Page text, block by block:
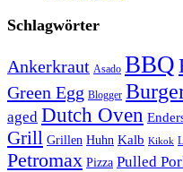
Schlagwörter
Ankerkraut Asado BBQ
Green Egg Blogger
aged Dutch Oven
Grill Grillen Huhn Kalb Kikok
Petromax Pizza Pulled